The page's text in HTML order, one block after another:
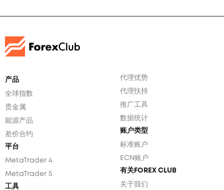
产品
全球指数
贵金属
能源产品
差价合约
平台
MetaTrader 4
MetaTrader 5
工具
代理优势
代理扶持
推广工具
数据统计
账户类型
标准账户
ECN账户
有关FOREX CLUB
关于我们